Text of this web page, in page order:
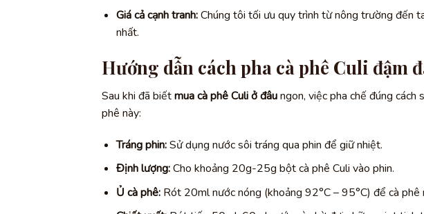
Giá cả cạnh tranh:Chúng tôi tối ưu quy trình từ nông trường đến
nhất.
Hướng dẫn cách pha cà phê Culi đậm
Sau khi đã biếtmua cà phê Culi ở đâungon, việc pha chế đúng cách
phê này:
Tráng phin:Sử dụng nước sôi tráng qua phin để giữ nhiệt.
Định lượng:Cho khoảng 20g-25g bột cà phê Culi vào phin.
Ủ cà phê:Rót 20ml nước nóng (khoảng 92°C – 95°C) để cà phê